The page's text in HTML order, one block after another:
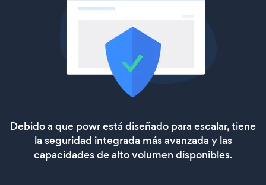
Debido a que powr está diseñado para escalar, tiene
la seguridad integrada más avanzada y las
capacidades de alto volumen disponibles.